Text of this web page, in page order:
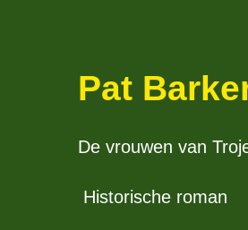
Pat
De vrouwen van
Historische roman